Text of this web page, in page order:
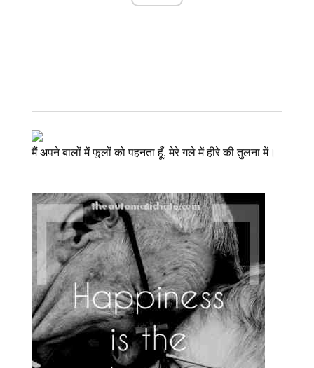
मैं अपने बालों में फूलों को पहनता हूँ, मेरे गले में हीरे की तुलना में।